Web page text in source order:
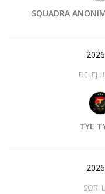
SQUADRA
DELEJ
TYE
SORI